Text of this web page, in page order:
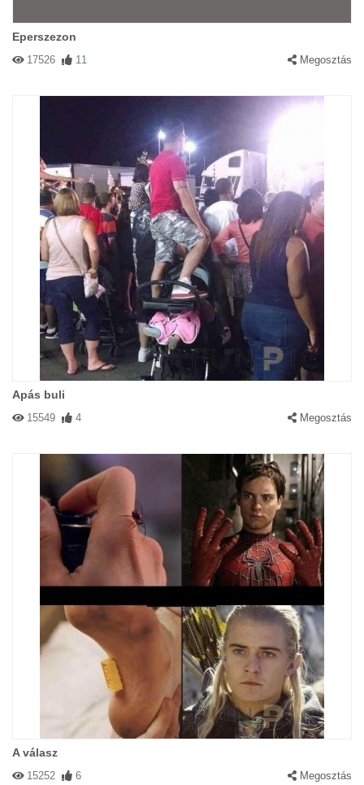
Eperszezon
17526 11 Megosztás
Apás buli
15549 4 Megosztás
A válasz
15252 6 Megosztás